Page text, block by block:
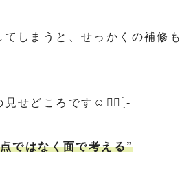
てしまうと、せっかくの補修
見せどころです☺️☝🏻 ̖́-
ではなく面で考える”